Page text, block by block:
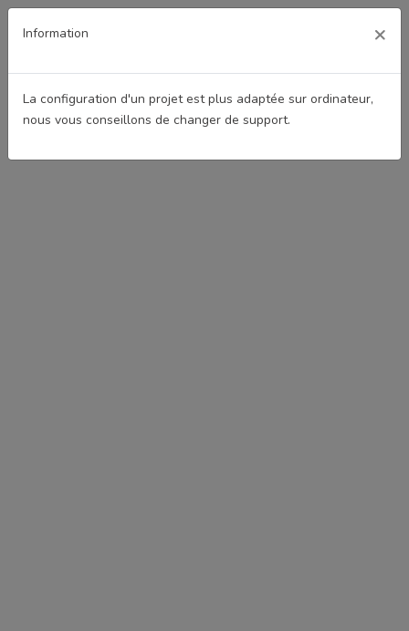
Accueil Configurateur
Information ×
La configuration d'un projet est plus adaptée sur ordinateur,
nous vous conseillons de changer de support.